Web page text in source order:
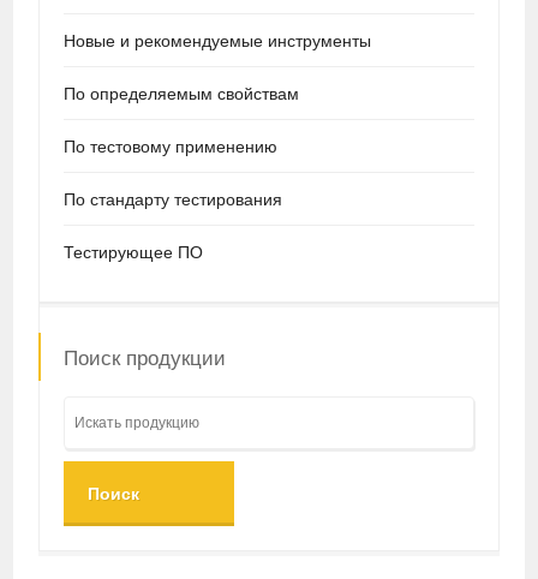
Новые и рекомендуемые инструменты
По определяемым свойствам
По тестовому применению
По стандарту тестирования
Тестирующее ПО
Поиск продукции
Поиск